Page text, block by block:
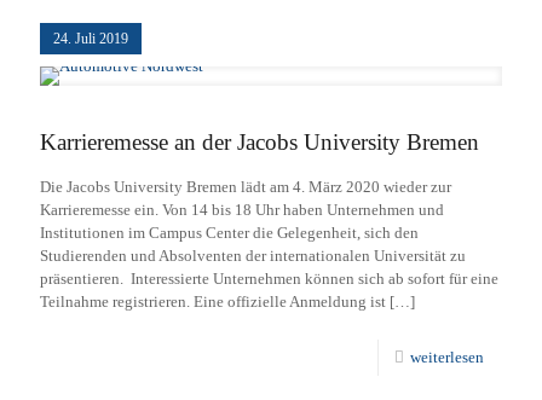
24. Juli 2019
Karrieremesse an der Jacobs University Bremen
Die Jacobs University Bremen lädt am 4. März 2020 wieder zur
Karrieremesse ein. Von 14 bis 18 Uhr haben Unternehmen und
Institutionen im Campus Center die Gelegenheit, sich den
Studierenden und Absolventen der internationalen Universität zu
präsentieren. Interessierte Unternehmen können sich ab sofort für eine
Teilnahme registrieren. Eine offizielle Anmeldung ist […]
weiterlesen